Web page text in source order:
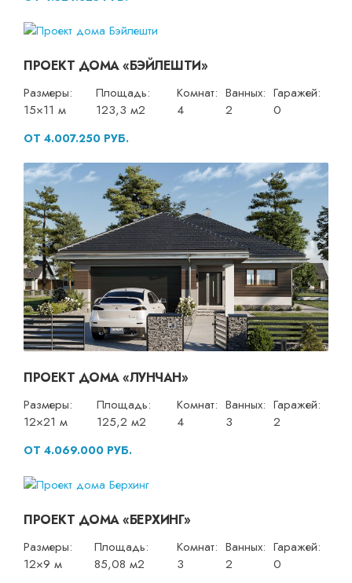
ПРОЕКТ ДОМА «БЭЙЛЕШТИ»
Размеры:
15×11 м
Площадь:
123,3 м2
Комнат:
4
Ванных:
2
Гаражей:
0
ОТ 4.007.250 РУБ.
ПРОЕКТ ДОМА «ЛУНЧАН»
Размеры:
12×21 м
Площадь:
125,2 м2
Комнат:
4
Ванных:
3
Гаражей:
2
ОТ 4.069.000 РУБ.
ПРОЕКТ ДОМА «БЕРХИНГ»
Размеры:
12×9 м
Площадь:
85,08 м2
Комнат:
3
Ванных:
2
Гаражей:
0